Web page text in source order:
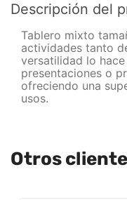
Descripción del
Tablero mixto
actividades tanto
versatilidad lo
presentaciones o
ofreciendo una
usos.
Otros